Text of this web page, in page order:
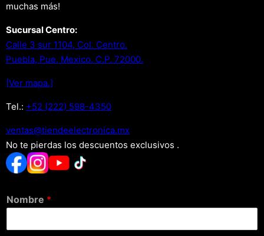
muchas más!
Sucursal Centro:
Calle 3 sur 1104, Col. Centro.
Puebla, Pue. Mexico. C.P. 72000.
[Ver mapa.]
Tel.: +52 (222) 598-4350
xm.acinortceleedneit@satnev
No te pierdas los descuentos exclusivos .
Nombre *